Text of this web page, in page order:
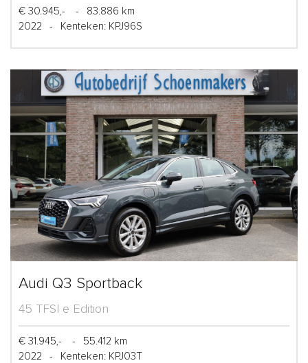
€ 30.945,- -
83.886 km
2022
- Kenteken: KPJ96S
Audi Q3 Sportback
45 TFSI e Edition
€ 31.945,- -
55.412 km
2022
- Kenteken: KPJ03T